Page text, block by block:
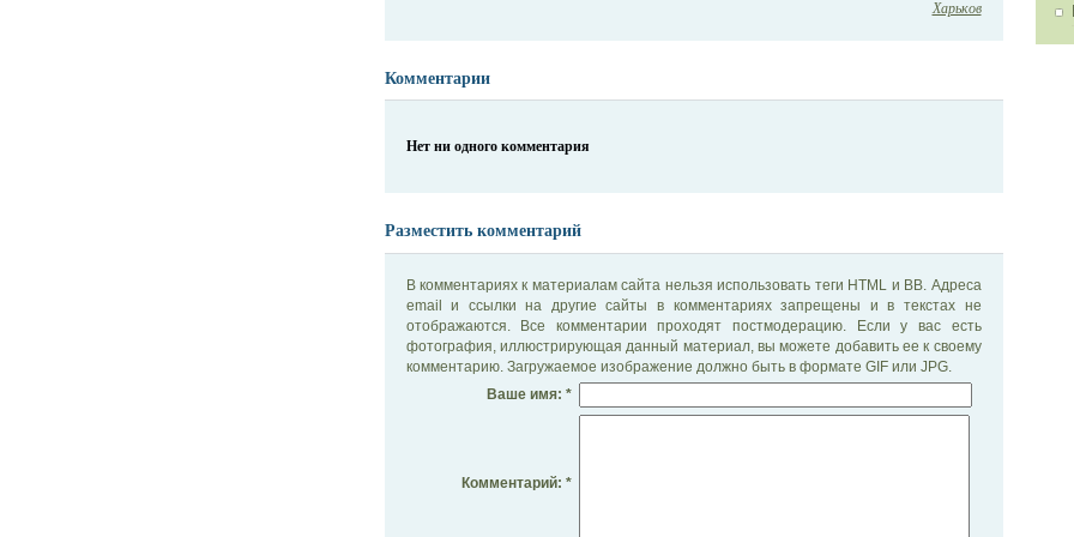
Харьков
Комментарии
Нет ни одного комментария
Разместить комментарий
В комментариях к материалам сайта нельзя использовать теги HTML и BB. Адреса
email и ссылки на другие сайты в комментариях запрещены и в текстах не
отображаются. Все комментарии проходят постмодерацию. Если у вас есть
фотография, иллюстрирующая данный материал, вы можете добавить ее к своему
комментарию. Загружаемое изображение должно быть в формате GIF или JPG.
Ваше имя: *
Комментарий: *